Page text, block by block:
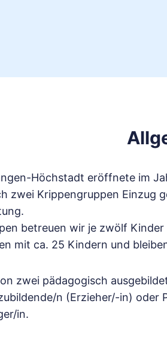
Höchstadt eröffnete im
zwei Krippengruppen Einzug
betreuen wir je zwölf
mit ca. 25 Kindern und
zwei pädagogisch
n (Erzieher/-in)
in.